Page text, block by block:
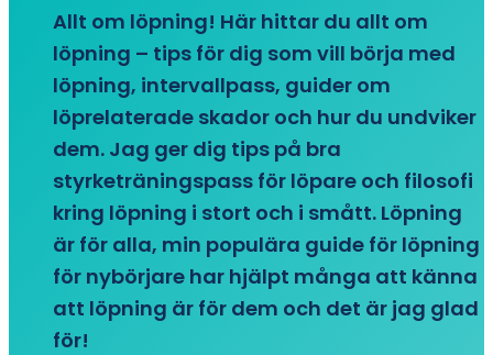
Allt om löpning! Här hittar du allt om
löpning – tips för dig som vill börja med
löpning, intervallpass, guider om
löprelaterade skador och hur du undviker
dem. Jag ger dig tips på bra
styrketräningspass för löpare och filosofi
kring löpning i stort och i smått. Löpning
är för alla, min populära guide för löpning
för nybörjare har hjälpt många att känna
att löpning är för dem och det är jag glad
för!